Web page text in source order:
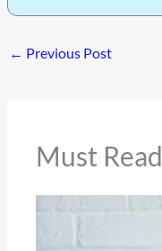
← Previous Post
Must Read